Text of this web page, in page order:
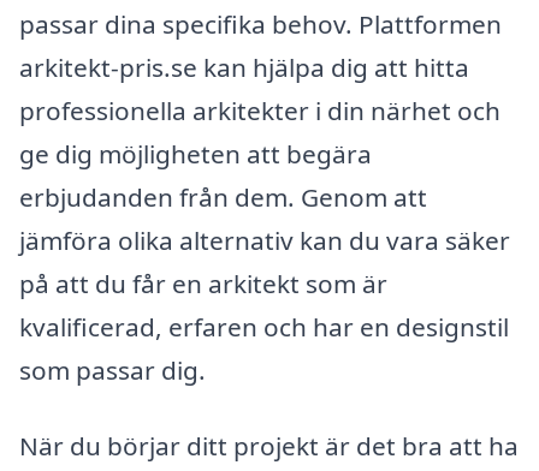
passar dina specifika behov. Plattformen
arkitekt-pris.se kan hjälpa dig att hitta
professionella arkitekter i din närhet och
ge dig möjligheten att begära
erbjudanden från dem. Genom att
jämföra olika alternativ kan du vara säker
på att du får en arkitekt som är
kvalificerad, erfaren och har en designstil
som passar dig.
När du börjar ditt projekt är det bra att ha